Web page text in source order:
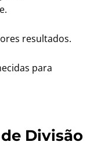
resultados.
para
Divisão